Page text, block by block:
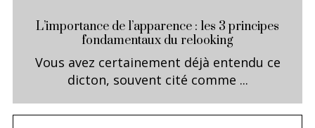
L’importance de l’apparence : les 3 principes
fondamentaux du relooking
Vous avez certainement déjà entendu ce
dicton, souvent cité comme ...